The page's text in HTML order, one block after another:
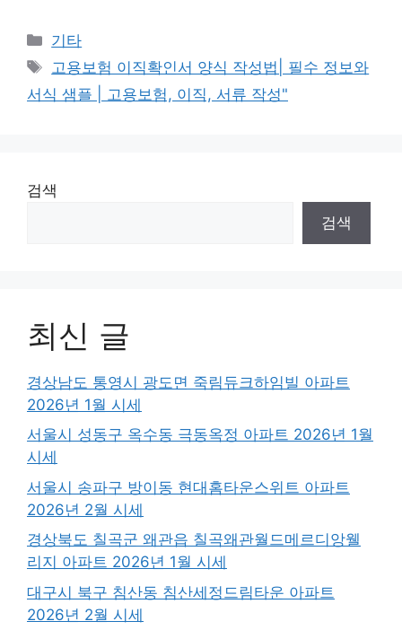
Categories
기타
Tags
고용보험 이직확인서 양식 작성법| 필수 정보와
서식 샘플 | 고용보험, 이직, 서류 작성"
검색
검색
최신 글
경상남도 통영시 광도면 죽림듀크하임빌 아파트
2026년 1월 시세
서울시 성동구 옥수동 극동옥정 아파트 2026년 1월
시세
서울시 송파구 방이동 현대홈타운스위트 아파트
2026년 2월 시세
경상북도 칠곡군 왜관읍 칠곡왜관월드메르디앙웰
리지 아파트 2026년 1월 시세
대구시 북구 침산동 침산세정드림타운 아파트
2026년 2월 시세